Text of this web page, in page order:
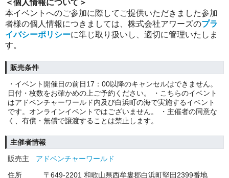
＜個人情報について＞
本イベントへのご参加に際してご提供いただきました参加
者様の個人情報につきましては、株式会社アワーズのプラ
イバシーポリシーに準じ取り扱いし、適切に管理いたしま
す。
販売条件
・イベント開催日の前日17：00以降のキャンセルはできません。
日付・枚数をお確かめの上ご予約ください。 ・こちらのイベント
はアドベンチャーワールド内及び白浜町の海で実施するイベント
です。オンラインイベントではございません。 ・主催者の同意な
く、有償・無償で譲渡することは禁止します。
主催者情報
販売主
アドベンチャーワールド
住所
〒649-2201 和歌山県西牟婁郡白浜町堅田2399番地